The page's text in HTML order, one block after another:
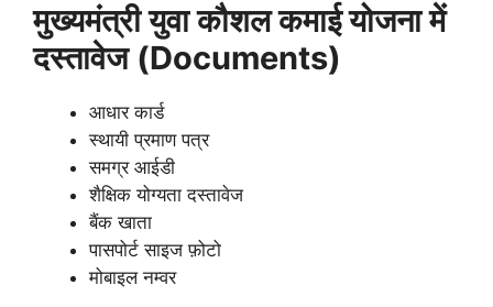
मुख्यमंत्री युवा कौशल कमाई योजना में
दस्तावेज (Documents)
आधार कार्ड
स्थायी प्रमाण पत्र
समग्र आईडी
शैक्षिक योग्यता दस्तावेज
बैंक खाता
पासपोर्ट साइज फ़ोटो
मोबाइल नम्वर